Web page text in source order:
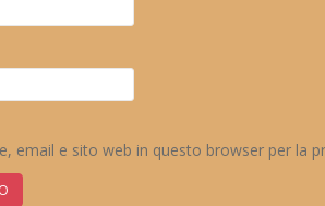
email e sito web in questo browser per la